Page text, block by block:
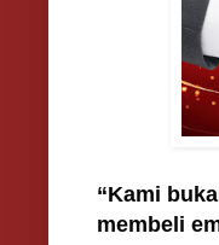
“Kami
membeli